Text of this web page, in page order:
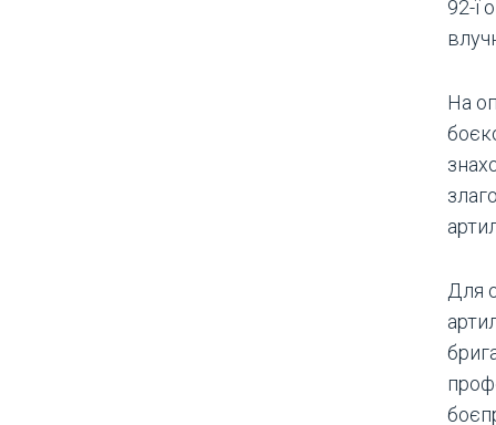
92-ї
На
Для